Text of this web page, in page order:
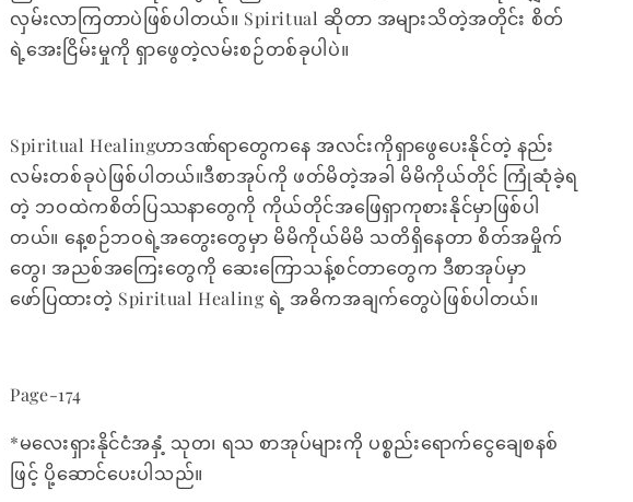
လှမ်းလာကြတာပဲဖြစ်ပါတယ်။ Spiritual ဆိုတာ အများသိတဲ့အတိုင်း စိတ်
ရဲ့အေးငြိမ်းမှုကို ရှာဖွေတဲ့လမ်းစဉ်တစ်ခုပါပဲ။
Spiritual Healingဟာဒဏ်ရာတွေကနေ အလင်းကိုရှာဖွေပေးနိုင်တဲ့ နည်း
လမ်းတစ်ခုပဲဖြစ်ပါတယ်။ဒီစာအုပ်ကို ဖတ်မိတဲ့အခါ မိမိကိုယ်တိုင် ကြုံဆုံခဲ့ရ
တဲ့ ဘဝထဲကစိတ်ပြဿနာတွေကို ကိုယ်တိုင်အဖြေရှာကုစားနိုင်မှာဖြစ်ပါ
တယ်။ နေ့စဉ်ဘဝရဲ့အတွေးတွေမှာ မိမိကိုယ်မိမိ သတိရှိနေတာ စိတ်အမှိုက်
တွေ၊ အညစ်အကြေးတွေကို ဆေးကြောသန့်စင်တာတွေက ဒီစာအုပ်မှာ
ဖော်ပြထားတဲ့ Spiritual Healing ရဲ့ အဓိကအချက်တွေပဲဖြစ်ပါတယ်။
Page-174
*မလေးရှားနိုင်ငံအနှံ့ သုတ၊ ရသ စာအုပ်များကို ပစ္စည်းရောက်ငွေချေစနစ်
ဖြင့် ပို့ဆောင်ပေးပါသည်။